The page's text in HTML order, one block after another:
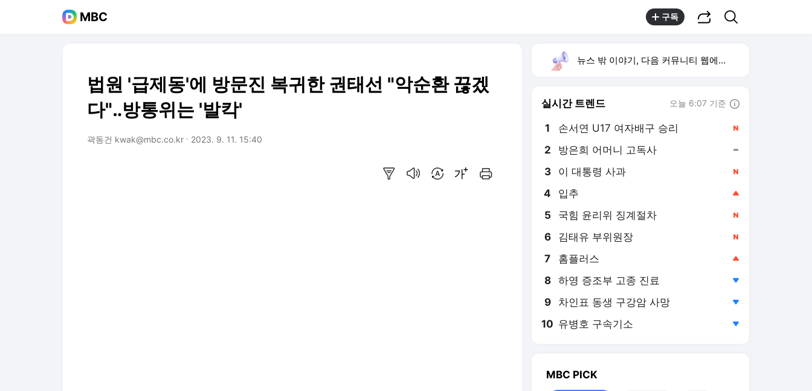
MBC 구독
법원 '급제동'에 방문진 복귀한 권태선 "악순환 끊겠
다"‥방통위는 '발칵'
곽동건 kwak@mbc.co.kr 2023. 9. 11. 15:40
뉴스 밖 이야기, 다음 커뮤니티 웹에서 보기
실시간 트렌드 오늘 6:07 기준
1 손서연 U17 여자배구 승리
2 방은희 어머니 고독사
3 이 대통령 사과
4 입추
5 국힘 윤리위 징계절차
6 김태유 부위원장
7 홈플러스
8 하영 증조부 고종 진료
9 차인표 동생 구강암 사망
10 유병호 구속기소
MBC PICK